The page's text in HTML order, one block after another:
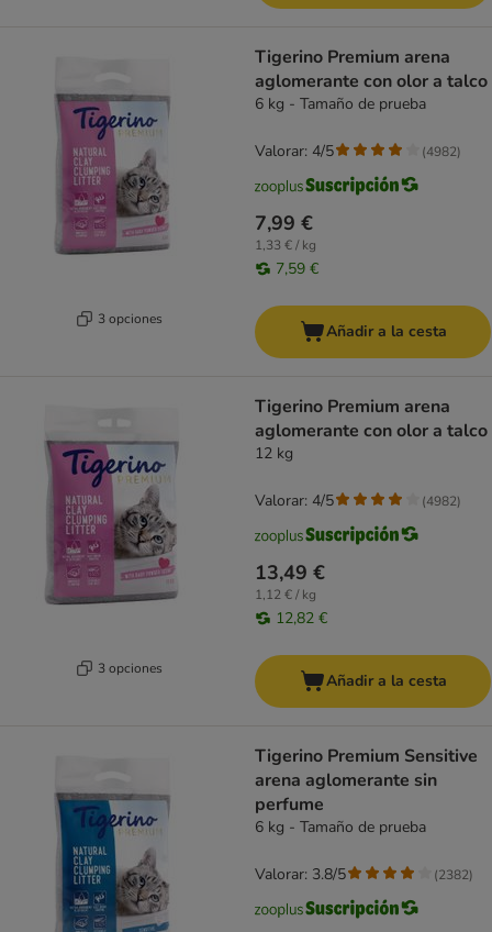
3 opciones
Tigerino Premium arena
aglomerante con olor a talco
6 kg - Tamaño de prueba
7,99 €
1,33 € / kg
7,59 €
Valorar: 4/5 (4982)
Añadir a la cesta
3 opciones
Tigerino Premium arena
aglomerante con olor a talco
12 kg
13,49 €
1,12 € / kg
12,82 €
Valorar: 4/5 (4982)
Añadir a la cesta
Tigerino Premium Sensitive
arena aglomerante sin
perfume
6 kg - Tamaño de prueba
Valorar: 3.8/5 (2382)